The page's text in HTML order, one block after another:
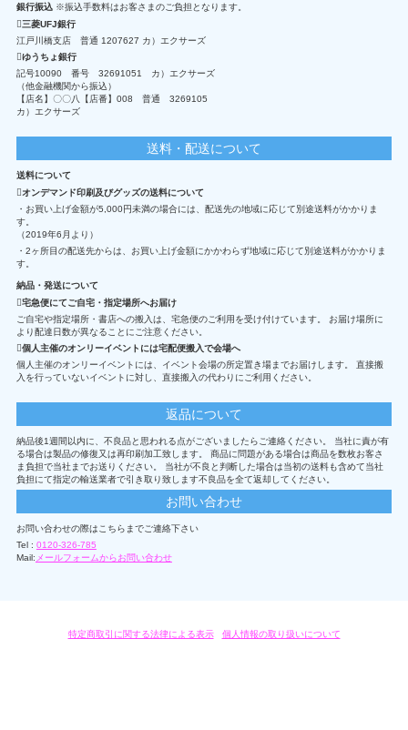
銀行振込 ※振込手数料はお客さまのご負担となります。
三菱UFJ銀行
江戸川橋支店 普通 1207627 カ）エクサーズ
ゆうちょ銀行
記号10090 番号 32691051 カ）エクサーズ
（他金融機関から振込）
【店名】〇〇八【店番】008 普通 3269105
カ）エクサーズ
送料・配送について
送料について
オンデマンド印刷及びグッズの送料について
・お買い上げ金額が5,000円未満の場合には、配送先の地域に応じて別途送料がかかりま
す。
（2019年6月より）
・2ヶ所目の配送先からは、お買い上げ金額にかかわらず地域に応じて別途送料がかかりま
す。
納品・発送について
宅急便にてご自宅・指定場所へお届け
ご自宅や指定場所・書店への搬入は、宅急便のご利用を受け付けています。 お届け場所に
より配達日数が異なることにご注意ください。
個人主催のオンリーイベントには宅配便搬入で会場へ
個人主催のオンリーイベントには、イベント会場の所定置き場までお届けします。 直接搬
入を行っていないイベントに対し、直接搬入の代わりにご利用ください。
返品について
納品後1週間以内に、不良品と思われる点がございましたらご連絡ください。 当社に責が有
る場合は製品の修復又は再印刷加工致します。 商品に問題がある場合は商品を数枚お客さ
ま負担で当社までお送りください。 当社が不良と判断した場合は当初の送料も含めて当社
負担にて指定の輸送業者で引き取り致します不良品を全て返却してください。
お問い合わせ
お問い合わせの際はこちらまでご連絡下さい
Tel : 0120-326-785
Mail: メールフォームからお問い合わせ
特定商取引に関する法律による表示/ 個人情報の取り扱いについて